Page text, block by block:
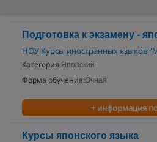
Подготовка к экзамену -
НОУ Курсы иностранных языков
Категория:Японский
Форма обучения:Очная
+ информация
Курсы японского языка